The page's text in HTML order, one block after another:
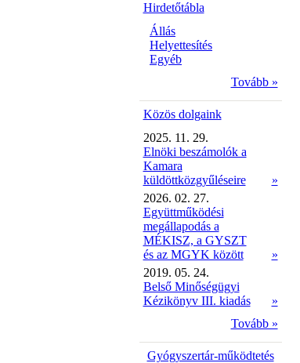
Hirdetőtábla
Állás
Helyettesítés
Egyéb
Tovább »
Közös dolgaink
2025. 11. 29.
Elnöki beszámolók a
Kamara
küldöttközgyűléseire
»
2026. 02. 27.
Együttműködési
megállapodás a
MÉKISZ, a GYSZT
és az MGYK között
»
2019. 05. 24.
Belső Minőségügyi
Kézikönyv III. kiadás
»
Tovább »
Gyógyszertár-működtetés